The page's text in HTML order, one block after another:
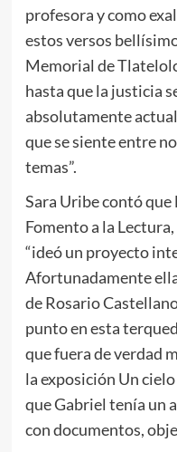
profesora y como
estos versos
Memorial de
hasta que la justicia
absolutamente
que se siente entre
temas”.
Sara Uribe contó
Fomento a la
“ideó un proyecto
Afortunadamente
de Rosario
punto en esta
que fuera de verdad
la exposición Un
que Gabriel tenía un
con documentos,